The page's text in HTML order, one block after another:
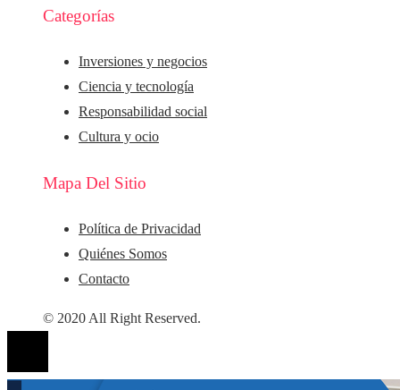
Categorías
Inversiones y negocios
Ciencia y tecnología
Responsabilidad social
Cultura y ocio
Mapa Del Sitio
Política de Privacidad
Quiénes Somos
Contacto
© 2020 All Right Reserved.